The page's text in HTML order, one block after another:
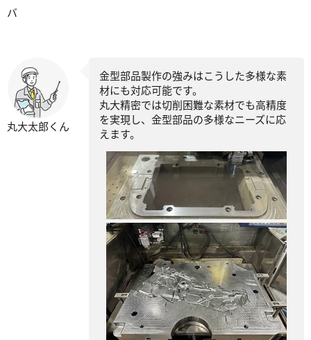
バ
金型部品製作の強みはこうした多様な素
材にも対応可能です。
丸大精密では切削困難な素材でも高精度
を実現し、金型部品の多様なニーズに応
えます。
丸大太郎くん